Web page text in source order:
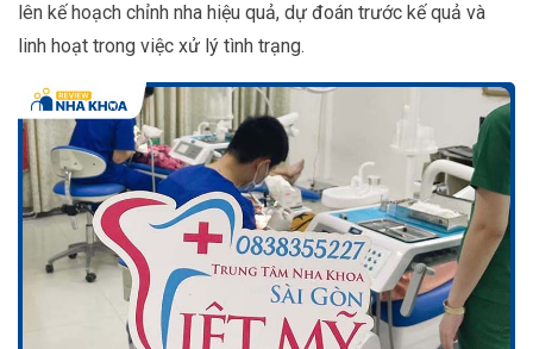
lên kế hoạch chỉnh nha hiệu quả, dự đoán trước kế quả và
linh hoạt trong việc xử lý tình trạng.